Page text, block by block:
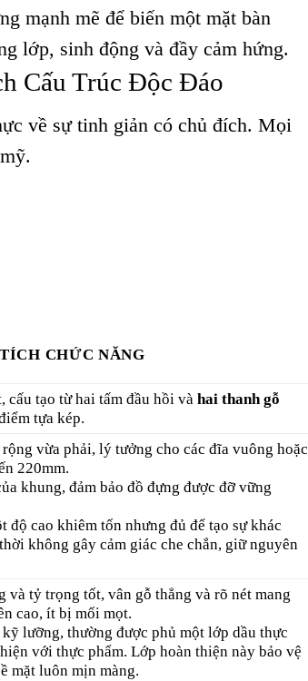
mạnh mẽ để biến một mặt bàn
lớp, sinh động và đầy cảm hứng.
Cấu Trúc Độc Đáo
về sự tinh giản có chủ đích. Mọi
CHỨC NĂNG
tạo từ hai tấm đầu hồi và hai thanh gỗ
tựa kép.
rộng vừa phải, lý tưởng cho các đĩa vuông hoặc
220mm.
khung, đảm bảo đồ đựng được đỡ vững
độ cao khiêm tốn nhưng đủ để tạo sự khác
không gây cảm giác che chắn, giữ nguyên
và tỷ trọng tốt, vân gỗ thẳng và rõ nét mang
cao, ít bị mối mọt.
lưỡng, thường được phủ một lớp dầu thực
với thực phẩm. Lớp hoàn thiện này bảo vệ
mặt luôn mịn màng.